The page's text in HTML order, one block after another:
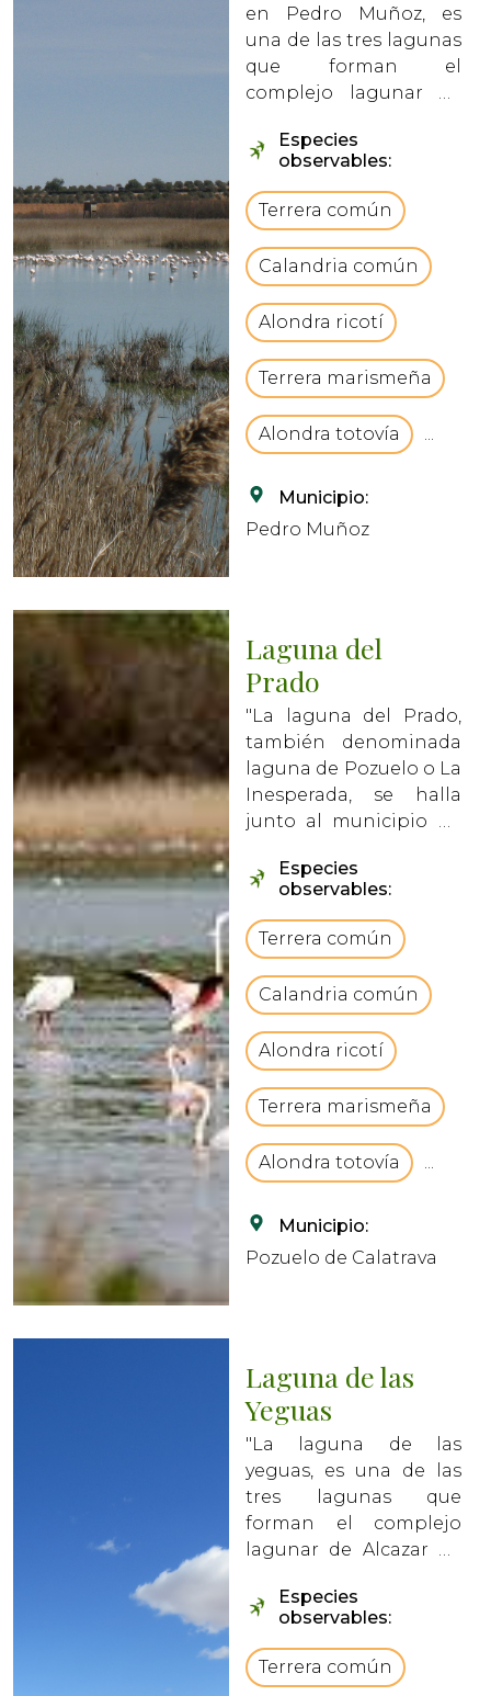
en Pedro Muñoz, es
una de las tres lagunas
que forman el
complejo lagunar de
Ciudad Real. vbCrLfLa
laguna cuenta con
gran valor ecológico y
paisajístico, y mantiene
agua durante todo el
año gracias a los
aportes de...
Especies
observables:
Terrera común
Calandria común
Alondra ricotí
Terrera marismeña
Alondra totovía ...
Municipio:
Pedro Muñoz
Laguna del
Prado
"La laguna del Prado,
también denominada
laguna de Pozuelo o La
Inesperada, se halla
junto al municipio de
Ocupando una
superficie de 51,5
hectáreasvbCrLfLa
Laguna de marcado
carácter estacional,
tiene unas aguas
someras y muy salin...
Especies
observables:
Terrera común
Calandria común
Alondra ricotí
Terrera marismeña
Alondra totovía ...
Municipio:
Pozuelo de Calatrava
Laguna de las
Yeguas
"La laguna de las
yeguas, es una de las
tres lagunas que
forman el complejo
lagunar de Alcazar de
Real. vbCrLfEs una
laguna de carácter
salino y endorreico,
inundándose
Especies
observables:
Terrera común